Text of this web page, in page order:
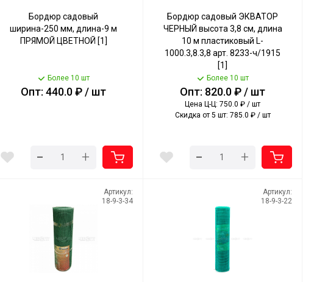
Бордюр садовый
ширина-250 мм, длина-9 м
ПРЯМОЙ ЦВЕТНОЙ [1]
Более 10 шт
Опт: 440.0 ₽ / шт
- +
Бордюр садовый ЭКВАТОР
ЧЕРНЫЙ высота 3,8 см, длина
10 м пластиковый L-
1000.3,8.3,8 арт. 8233-ч/1915
[1]
Более 10 шт
Опт: 820.0 ₽ / шт
Цена Ц-Ц: 750.0 ₽ / шт
Скидка от 5 шт: 785.0 ₽ / шт
- +
Артикул:
18-9-3-34
Артикул:
18-9-3-22